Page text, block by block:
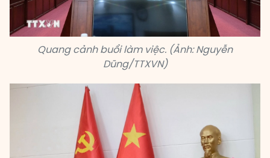
Quang cảnh buổi làm việc. (Ảnh: Nguyễn
Dũng/TTXVN)